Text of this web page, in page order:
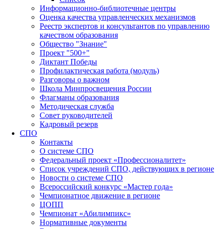
Информационно-библиотечные центры
Оценка качества управленческих механизмов
Реестр экспертов и консультантов по управлению
качеством образования
Общество "Знание"
Проект "500+"
Диктант Победы
Профилактическая работа (модуль)
Разговоры о важном
Школа Минпросвещения России
Флагманы образования
Методическая служба
Совет руководителей
Кадровый резерв
СПО
Контакты
О системе СПО
Федеральный проект «Профессионалитет»
Список учреждений СПО, действующих в регионе
Новости о системе СПО
Всероссийский конкурс «Мастер года»
Чемпионатное движение в регионе
ЦОПП
Чемпионат «Абилимпикс»
Нормативные документы